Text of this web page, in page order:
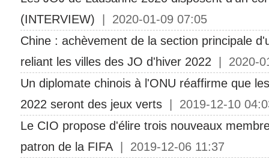
(INTERVIEW) | 2020-01-09 07:05
Chine : achèvement de la section principale
reliant les villes des JO d'hiver 2022 | 2020-
Un diplomate chinois à l'ONU réaffirme que
2022 seront des jeux verts | 2019-12-10
Le CIO propose d'élire trois nouveaux
patron de la FIFA | 2019-12-06 11:37